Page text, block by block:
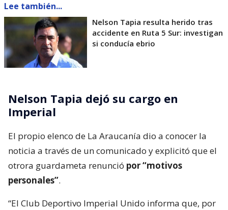
Lee también...
Nelson Tapia resulta herido tras
accidente en Ruta 5 Sur: investigan
si conducía ebrio
Nelson Tapia dejó su cargo en
Imperial
El propio elenco de La Araucanía dio a conocer la
noticia a través de un comunicado y explicitó que el
otrora guardameta renunció por “motivos
personales”.
“El Club Deportivo Imperial Unido informa que, por